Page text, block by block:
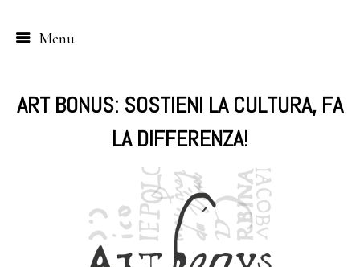
Menu
content
ART BONUS: SOSTIENI LA CULTURA, FA
LA DIFFERENZA!